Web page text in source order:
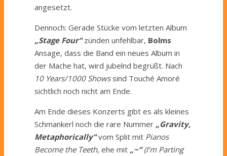
angesetzt.
Dennoch: Gerade Stücke vom letzten Album
„Stage Four“zünden unfehlbar, Bolms
Ansage, dass die Band ein neues Album in
der Mache hat, wird jubelnd begrüßt. Nach
10 Years/1000 Showssind Touché Amoré
sichtlich noch nicht am Ende.
Am Ende dieses Konzerts gibt es als kleines
Schmankerl noch die rare Nummer „Gravity,
Metaphorically“vom Split mit Pianos
Become the Teeth, ehe mit „~“ (I’m Parting